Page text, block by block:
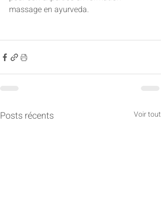
massage en ayurveda.
Posts récents Voir tout